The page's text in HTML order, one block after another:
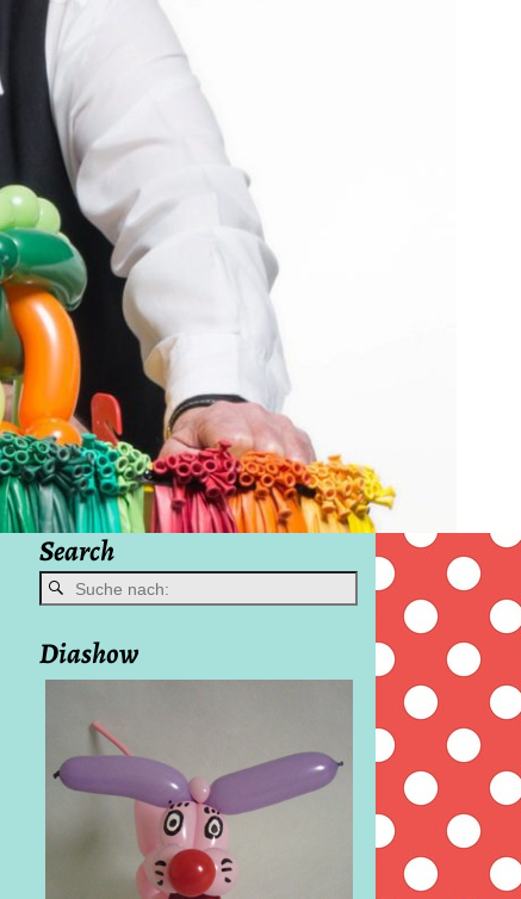
Search
Diashow